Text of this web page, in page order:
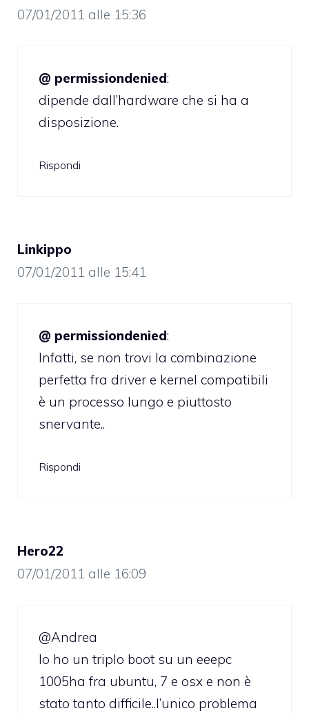
07/01/2011 alle 15:36
@ permissiondenied:
dipende dall’hardware che si ha a
disposizione.
Rispondi
Linkippo
07/01/2011 alle 15:41
@ permissiondenied:
Infatti, se non trovi la combinazione
perfetta fra driver e kernel compatibili
è un processo lungo e piuttosto
snervante..
Rispondi
Hero22
07/01/2011 alle 16:09
@Andrea
Io ho un triplo boot su un eeepc
1005ha fra ubuntu, 7 e osx e non è
stato tanto difficile..l’unico problema